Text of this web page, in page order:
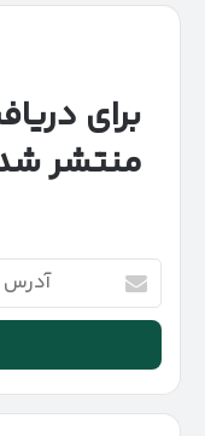
برای
منتشر
آدرس
ایمیل
خود
وارد
کنید